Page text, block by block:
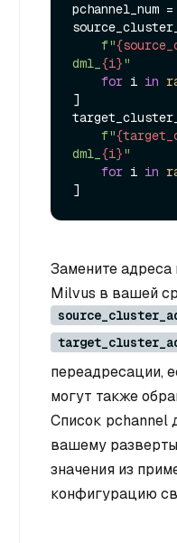
pchannel_num =
f"
dml_ {i}"
for i in
]
f"
dml_ {i}"
for i in
Замените
Milvus в вашей
переадресации,
могут также
Список pchannel
вашему
значения из
конфигурацию